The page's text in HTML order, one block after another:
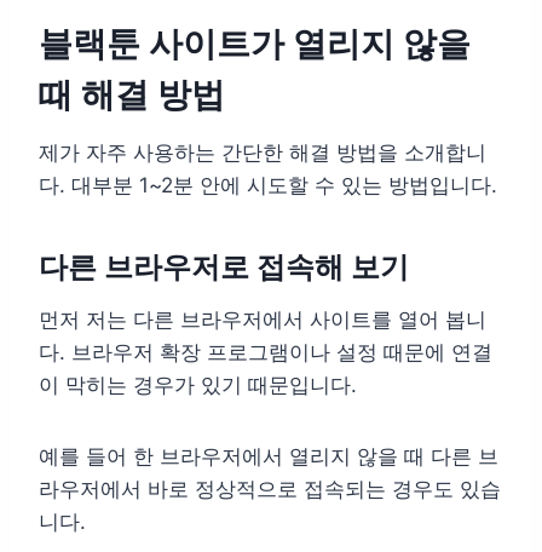
블랙툰 사이트가 열리지 않을
때 해결 방법
제가 자주 사용하는 간단한 해결 방법을 소개합니
다. 대부분 1~2분 안에 시도할 수 있는 방법입니다.
다른 브라우저로 접속해 보기
먼저 저는 다른 브라우저에서 사이트를 열어 봅니
다. 브라우저 확장 프로그램이나 설정 때문에 연결
이 막히는 경우가 있기 때문입니다.
예를 들어 한 브라우저에서 열리지 않을 때 다른 브
라우저에서 바로 정상적으로 접속되는 경우도 있습
니다.